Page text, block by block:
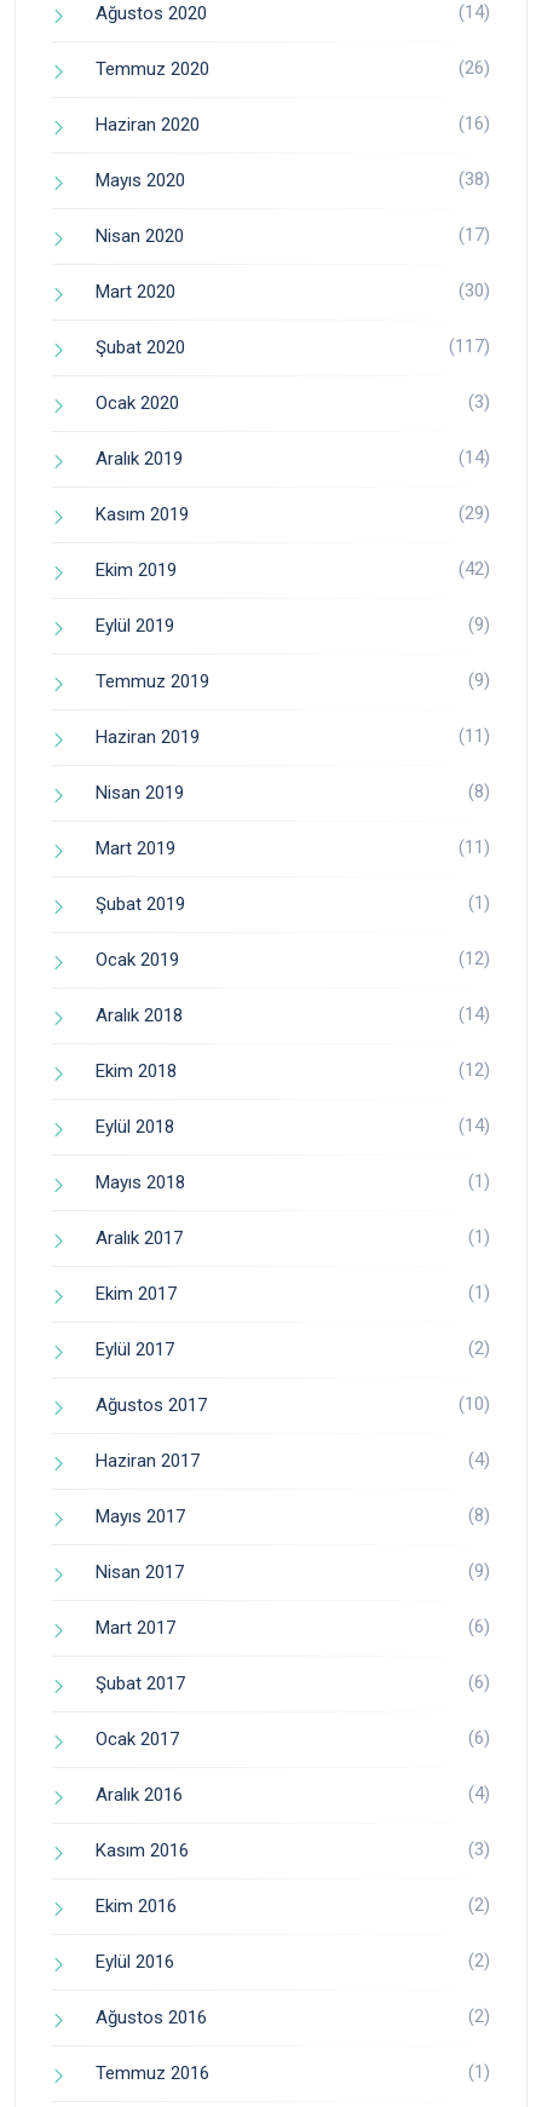
Ağustos 2020 (14)
Temmuz 2020 (26)
Haziran 2020 (16)
Mayıs 2020 (38)
Nisan 2020 (17)
Mart 2020 (30)
Şubat 2020 (117)
Ocak 2020 (3)
Aralık 2019 (14)
Kasım 2019 (29)
Ekim 2019 (42)
Eylül 2019 (9)
Temmuz 2019 (9)
Haziran 2019 (11)
Nisan 2019 (8)
Mart 2019 (11)
Şubat 2019 (1)
Ocak 2019 (12)
Aralık 2018 (14)
Ekim 2018 (12)
Eylül 2018 (14)
Mayıs 2018 (1)
Aralık 2017 (1)
Ekim 2017 (1)
Eylül 2017 (2)
Ağustos 2017 (10)
Haziran 2017 (4)
Mayıs 2017 (8)
Nisan 2017 (9)
Mart 2017 (6)
Şubat 2017 (6)
Ocak 2017 (6)
Aralık 2016 (4)
Kasım 2016 (3)
Ekim 2016 (2)
Eylül 2016 (2)
Ağustos 2016 (2)
Temmuz 2016 (1)